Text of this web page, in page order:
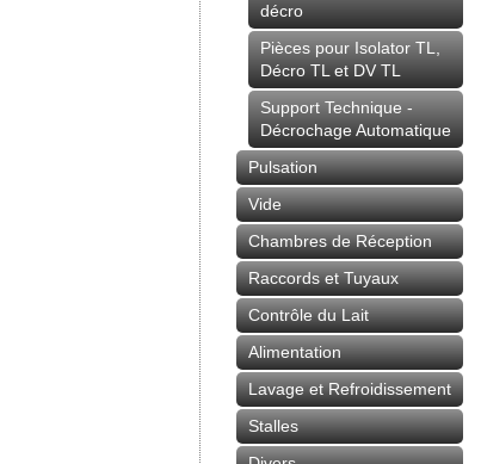
décro
Pièces pour Isolator TL,
Décro TL et DV TL
Support Technique -
Décrochage Automatique
Pulsation
Vide
Chambres de Réception
Raccords et Tuyaux
Contrôle du Lait
Alimentation
Lavage et Refroidissement
Stalles